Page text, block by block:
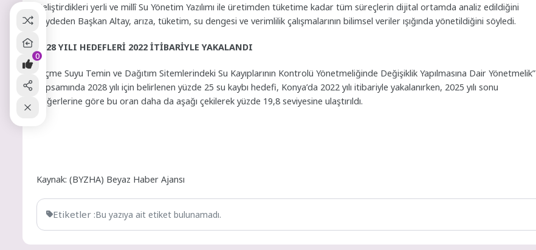
Geliştirdikleri yerli ve millî Su Yönetim Yazılımı ile üretimden tüketime kadar tüm süreçlerin dijital ortamda analiz edildiğini
kaydeden Başkan Altay, arıza, tüketim, su dengesi ve verimlilik çalışmalarının bilimsel veriler ışığında yönetildiğini söyledi.
2028 YILI HEDEFLERİ 2022 İTİBARİYLE YAKALANDI
“İçme Suyu Temin ve Dağıtım Sitemlerindeki Su Kayıplarının Kontrolü Yönetmeliğinde Değişiklik Yapılmasına Dair Yönetmelik”
kapsamında 2028 yılı için belirlenen yüzde 25 su kaybı hedefi, Konya’da 2022 yılı itibariyle yakalanırken, 2025 yılı sonu
değerlerine göre bu oran daha da aşağı çekilerek yüzde 19,8 seviyesine ulaştırıldı.
Kaynak: (BYZHA) Beyaz Haber Ajansı
Etiketler :Bu yazıya ait etiket bulunamadı.
0